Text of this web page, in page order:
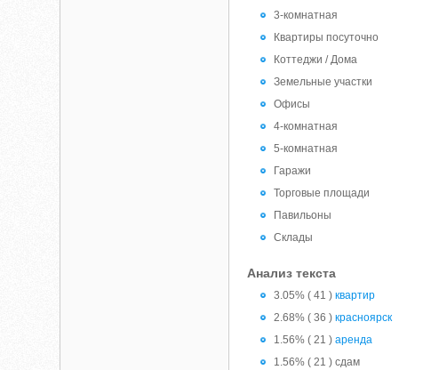
3-комнатная
Квартиры посуточно
Коттеджи / Дома
Земельные участки
Офисы
4-комнатная
5-комнатная
Гаражи
Торговые площади
Павильоны
Склады
Анализ текста
3.05% ( 41 )квартир
2.68% ( 36 )красноярск
1.56% ( 21 )аренда
1.56% ( 21 ) сдам